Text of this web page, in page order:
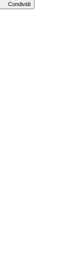
Condividi